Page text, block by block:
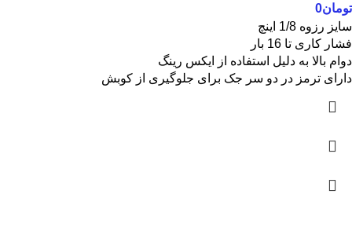
تومان0
سایز رزوه 1/8 اینچ
فشار کاری تا 16 بار
دوام بالا به دلیل استفاده از ایکس رینگ
دارای ترمز در دو سر جک برای جلوگیری از کوبش